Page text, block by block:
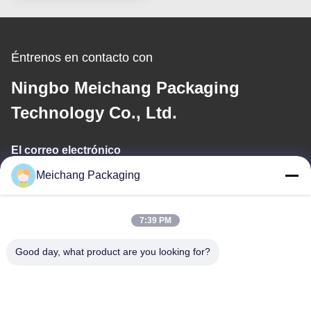
Jarrón De Crema Para El Cuidado De La Piel
Empaquetado Poner Crema Del Tarro
Frasco De Embalaje Cosmético
Meichang Packaging
7:39 PM
Good day, what product are you looking for?